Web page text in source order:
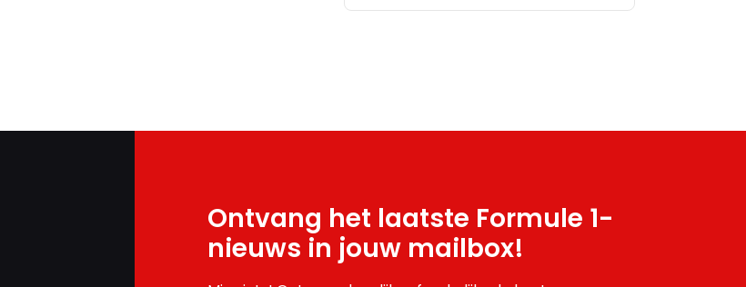
Ontvang het laatste Formule 1-
nieuws in jouw mailbox!